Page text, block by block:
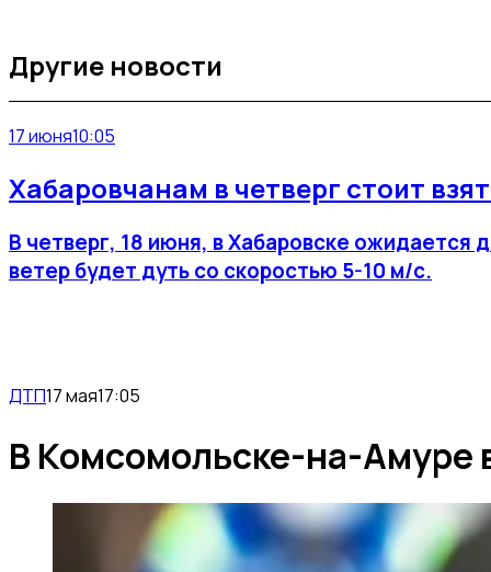
Другие новости
17 июня10:05
Хабаровчанам в четверг стоит
В четверг, 18 июня, в Хабаровске ожидается
ветер будет дуть со скоростью 5-10 м/с.
ДТП17 мая17:05
В Комсомольске-на-Амуре